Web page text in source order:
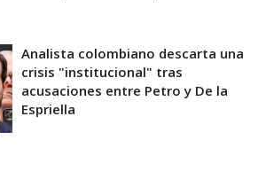
Analista colombiano descarta una
crisis "institucional" tras
acusaciones entre Petro y De la
Espriella